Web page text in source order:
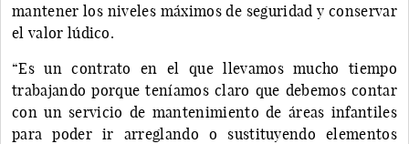
mantener los niveles máximos de seguridad y conservar
el valor lúdico.
“Es un contrato en el que llevamos mucho tiempo
trabajando porque teníamos claro que debemos contar
con un servicio de mantenimiento de áreas infantiles
para poder ir arreglando o sustituyendo elementos